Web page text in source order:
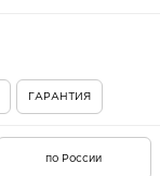
ГАРАНТИЯ
по России